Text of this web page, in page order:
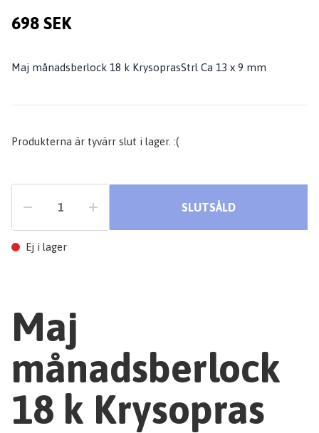
698 SEK
Maj månadsberlock 18 k KrysoprasStrl Ca 13 x 9 mm
Produkterna är tyvärr slut i lager. :(
SLUTSÅLD
Ej i lager
Maj
månadsberlock
18 k Krysopras